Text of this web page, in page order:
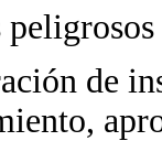
peligrosos
de